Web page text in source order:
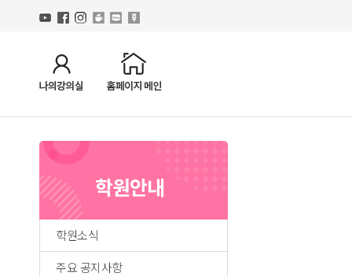
학원안내
학원소식
주요 공지사항